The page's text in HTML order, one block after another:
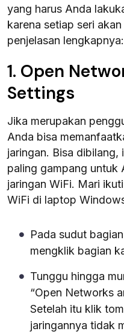
yang harus Anda
karena setiap seri
penjelasan lengkapnya:
1. Open
Settings
Jika merupakan
Anda bisa
jaringan. Bisa dibilang,
paling gampang untuk
jaringan WiFi. Mari
WiFi di laptop
Pada sudut
mengklik bagian
Tunggu hingga
“Open Networks
Setelah itu klik
jaringannya tidak